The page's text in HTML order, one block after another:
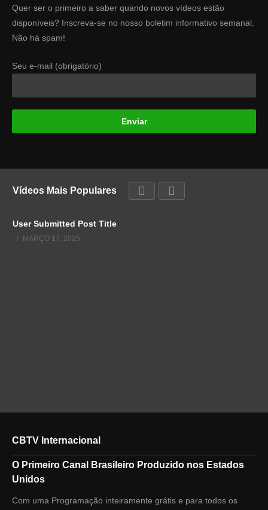
Quer ser o primeiro a saber quando novos vídeos estão
disponíveis? Inscreva-se no nosso boletim informativo semanal.
Não há spam!
Seu e-mail (obrigatório)
Vídeos Mais Populares
User Submitted Post Title
MARÇO 17, 2025
CBTV Internacional
O Primeiro Canal Brasileiro Produzido nos Estados
Unidos
Com uma Programação inteiramente grátis e para todos os